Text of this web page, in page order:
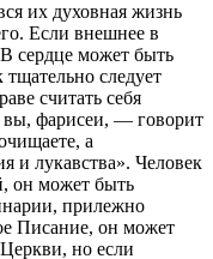
их духовная жизнь
Если внешнее в
сердце может быть
тщательно следует
считать себя
фарисеи, — говорит
а
и лукавства». Человек
он может быть
прилежно
Писание, он может
но если